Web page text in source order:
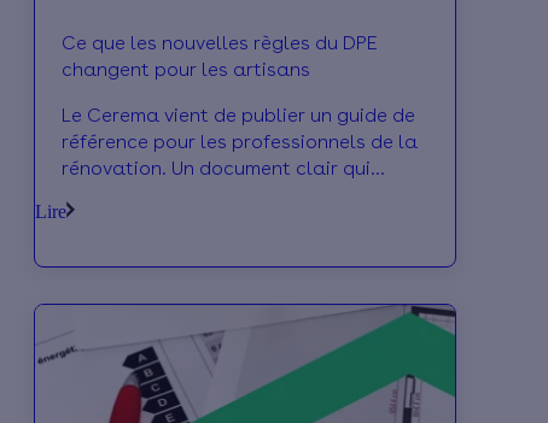
Ce que les nouvelles règles du DPE
changent pour les artisans
Le Cerema vient de publier un guide de
référence pour les professionnels de la
rénovation. Un document clair qui
vigueur, les bonnes pratiques à suivre
par les récentes versions du DPE et de
l’audit énergétique. De quoi mieux
anticiper les contraintes
réglementaires à venir… et identifier les
opportunités à saisir sur vos chantiers.
On fait le tour du sujet !
Lire